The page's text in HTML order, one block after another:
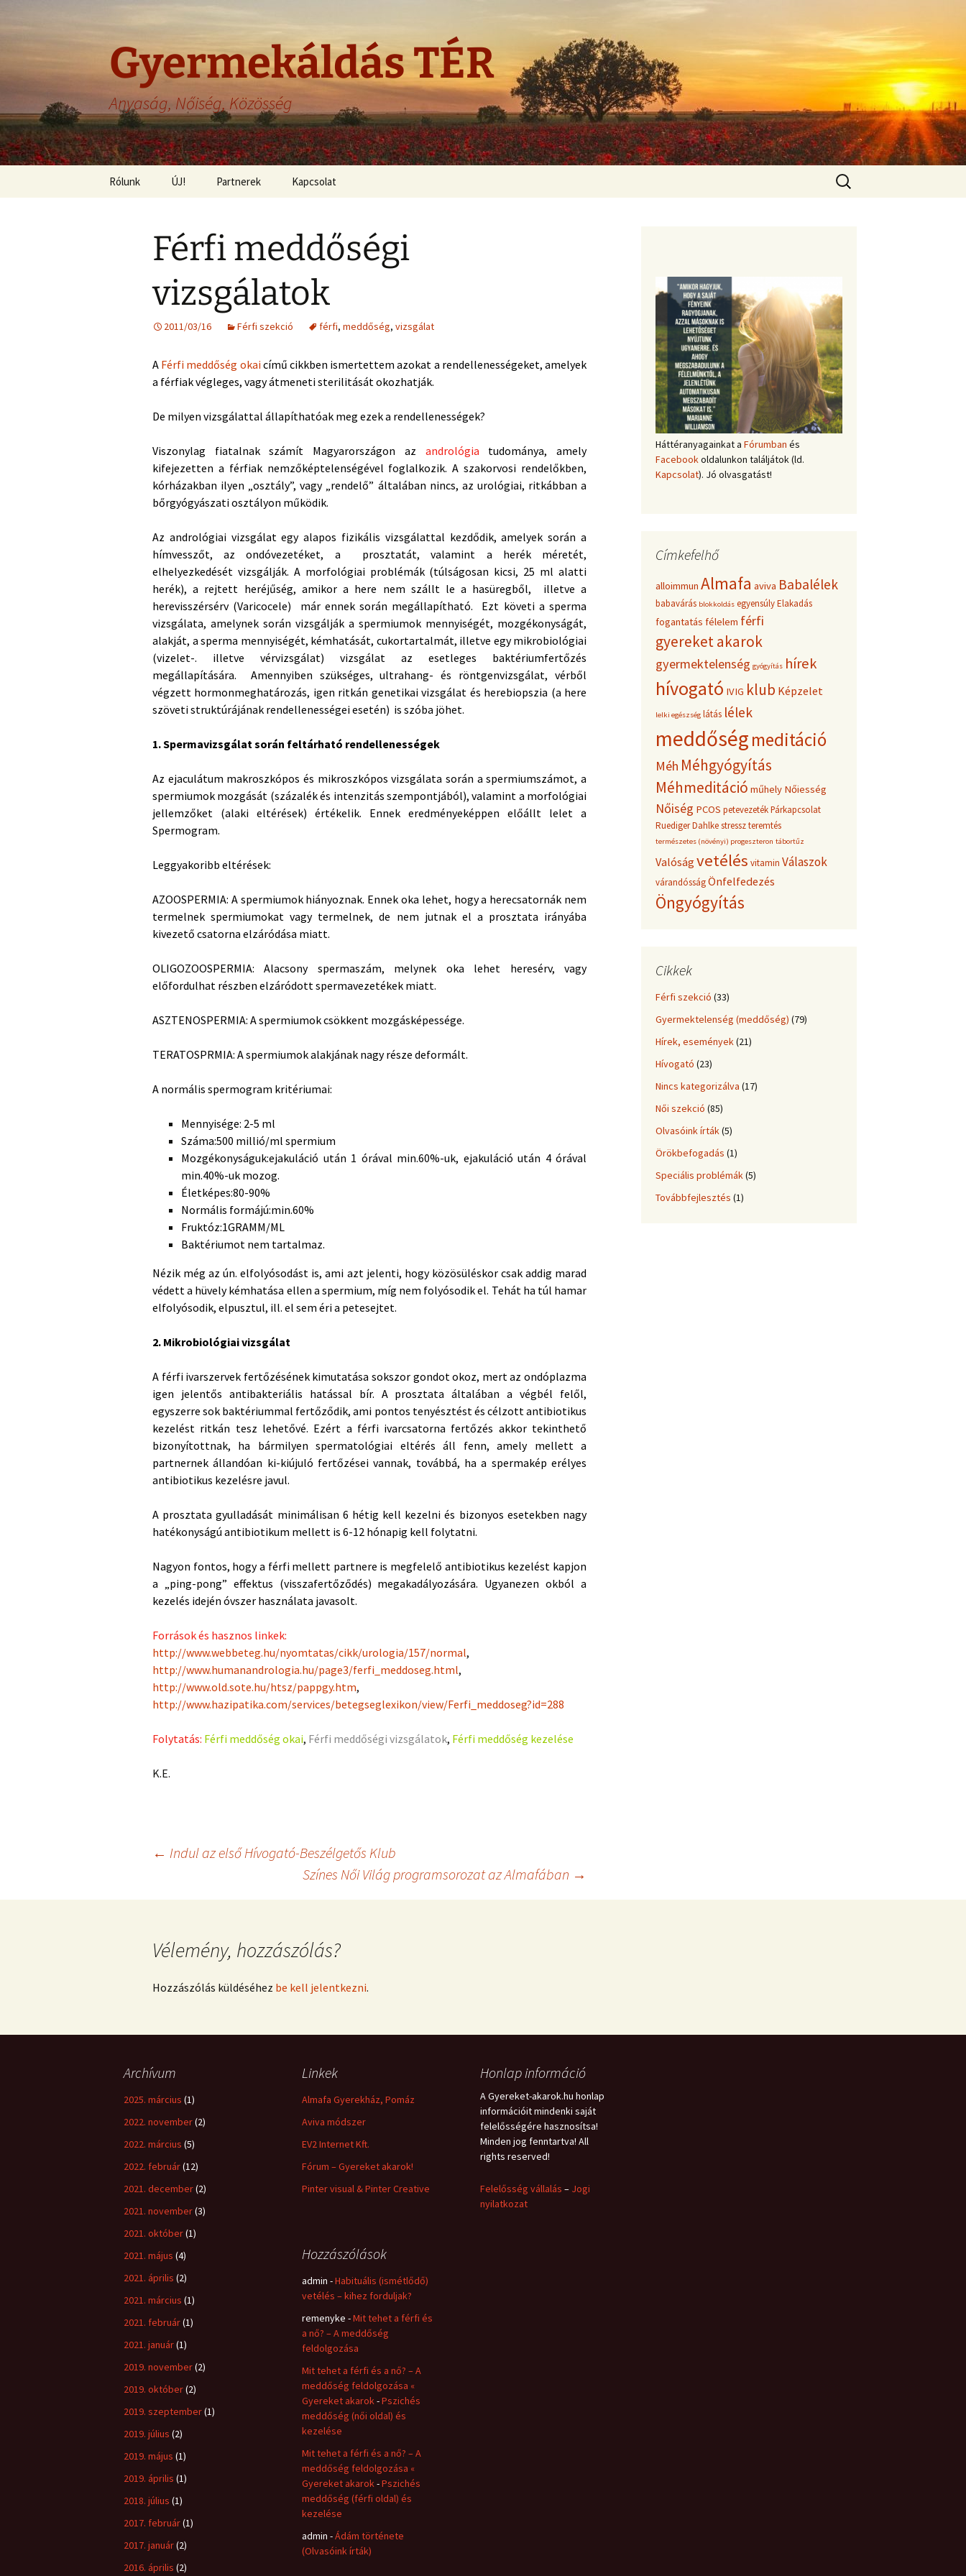
Gyermekáldás TÉR
Anyaság, Nőiség, Közösség
Ugrás
Rólunk
Adatvédelem
ÚJ! Partnerek Kapcsolat
Keresés:
Férfi meddőségi
vizsgálatok
2011/03/16 Férfi szekció férfi, meddőség, vizsgálat
A Férfi meddőség okaicímű cikkben ismertettem azokat a rendellenességeket, amelyek
a férfiak végleges, vagy átmeneti sterilitását okozhatják.
De milyen vizsgálattal állapíthatóak meg ezek a rendellenességek?
Viszonylag fiatalnak számít Magyarországon az andrológia tudománya, amely
kifejezetten a férfiak nemzőképtelenségével foglalkozik. A szakorvosi rendelőkben,
kórházakban ilyen „osztály”, vagy „rendelő” általában nincs, az urológiai, ritkábban a
bőrgyógyászati osztályon működik.
Az andrológiai vizsgálat egy alapos fizikális vizsgálattal kezdődik, amelyek során a
hímvesszőt, az ondóvezetéket, a prosztatát, valamint a herék méretét,
elhelyezkedését vizsgálják. A morfológiai problémák (túlságosan kicsi, 25 ml alatti
herék), a rejtett heréjűség, amikor a here nem szállt le a hasüregből, illetve a
herevisszérsérv (Varicocele)
már ennek során megállapítható. Ezt követi a sperma
vizsgálata, amelynek során vizsgálják a spermiumok mennyiségét, mozgékonyságát,
alakját, a sperma mennyiségét, kémhatását, cukortartalmát, illetve egy mikrobiológiai
(vizelet-. illetve vérvizsgálat) vizsgálat az esetleges baktériumfertőzés
megállapítására. Amennyiben szükséges, ultrahang- és röntgenvizsgálat, vérből
végzett hormonmeghatározás, igen ritkán genetikai vizsgálat és herebiopszia (a here
szöveti struktúrájának rendellenességei esetén) is szóba jöhet.
1. Spermavizsgálat során feltárható rendellenességek
Az ejaculátum makroszkópos és mikroszkópos vizsgálata során a spermiumszámot, a
spermiumok mozgását (százalék és intenzitás szempontjából), valamint a morfológiai
jellemzőket (alaki eltérések) értékelik. Ennek eredményeképpen előállt lelet a
Spermogram.
Leggyakoribb eltérések:
AZOOSPERMIA: A spermiumok hiányoznak. Ennek oka lehet, hogy a herecsatornák nem
termelnek spermiumokat vagy termelnek, de nem jutnak el a prosztata irányába
kivezető csatorna elzáródása miatt.
OLIGOZOOSPERMIA: Alacsony spermaszám, melynek oka lehet heresérv, vagy
előfordulhat részben elzáródott spermavezetékek miatt.
ASZTENOSPERMIA: A spermiumok csökkent mozgásképessége.
TERATOSPRMIA: A spermiumok alakjának nagy része deformált.
A normális spermogram kritériumai:
Mennyisége: 2-5 ml
Száma:500 millió/ml spermium
Mozgékonyságuk:ejakuláció után 1 órával min.60%-uk, ejakuláció után 4 órával
min.40%-uk mozog.
Életképes:80-90%
Normális formájú:min.60%
Fruktóz:1GRAMM/ML
Baktériumot nem tartalmaz.
Nézik még az ún. elfolyósodást is, ami azt jelenti, hogy közösüléskor csak addig marad
védett a hüvely kémhatása ellen a spermium, míg nem folyósodik el. Tehát ha túl hamar
elfolyósodik, elpusztul, ill. el sem éri a petesejtet.
2. Mikrobiológiai vizsgálat
A férfi ivarszervek fertőzésének kimutatása sokszor gondot okoz, mert az ondóplazma
igen jelentős antibakteriális hatással bír. A prosztata általában a végbél felől,
egyszerre sok baktériummal fertőződik, ami pontos tenyésztést és célzott antibiotikus
kezelést ritkán tesz lehetővé. Ezért a férfi ivarcsatorna fertőzés akkor tekinthető
bizonyítottnak, ha bármilyen spermatológiai eltérés áll fenn, amely mellett a
partnernek állandóan ki-kiújuló fertőzései vannak, továbbá, ha a spermakép erélyes
antibiotikus kezelésre javul.
A prosztata gyulladását minimálisan 6 hétig kell kezelni és bizonyos esetekben nagy
hatékonyságú antibiotikum mellett is 6-12 hónapig kell folytatni.
Nagyon fontos, hogy a férfi mellett partnere is megfelelő antibiotikus kezelést kapjon
a „ping-pong” effektus (visszafertőződés) megakadályozására. Ugyanezen okból a
kezelés idején óvszer használata javasolt.
Források és hasznos linkek:
http://www.webbeteg.hu/nyomtatas/cikk/urologia/157/normal,
http://www.humanandrologia.hu/page3/ferfi_meddoseg.html,
http://www.old.sote.hu/htsz/pappgy.htm,
http://www.hazipatika.com/services/betegseglexikon/view/Ferfi_meddoseg?id=288
Folytatás: Férfi meddőség okai, Férfi meddőségi vizsgálatok, Férfi meddőség kezelése
K.E.
Bejegyzés
navigáció
← Indul az első Hívogató-Beszélgetős Klub
Színes Női Világ programsorozat az Almafában →
Vélemény, hozzászólás?
Hozzászólás küldéséhez be kell jelentkezni.
Háttéranyagainkat a Fórumban és
Facebook oldalunkon találjátok (ld.
Kapcsolat). Jó olvasgatást!
Címkefelhő
alloimmun Almafa aviva Babalélek
babavárás blokkoldás egyensúlyElakadás
fogantatás félelem férfi
gyereket akarok
gyermektelenség gyógyítás hírek
hívogató IVIG klub Képzelet
lelki egészség látás lélek
meddőségmeditáció
Méh Méhgyógyítás
Méhmeditáció műhely Nőiesség
Nőiség PCOS petevezetékPárkapcsolat
Ruediger Dahlkestresszteremtés
természetes (növényi) progeszteron tábortűz
Valóság vetélés vitamin Válaszok
várandósságÖnfelfedezés
Öngyógyítás
Cikkek
Férfi szekció (33)
Gyermektelenség (meddőség) (79)
Hírek, események (21)
Hívogató (23)
Nincs kategorizálva (17)
Női szekció (85)
Olvasóink írták (5)
Örökbefogadás (1)
Speciális problémák (5)
Továbbfejlesztés (1)
Archívum
2025. március (1)
2022. november(2)
2022. március (5)
2022. február(12)
2021. december(2)
2021. november(3)
2021. október(1)
2021. május (4)
2021. április (2)
2021. március (1)
2021. február(1)
2021. január(1)
2019. november(2)
2019. október(2)
2019. szeptember(1)
2019. július (2)
2019. május (1)
2019. április (1)
2018. július (1)
2017. február(1)
2017. január(2)
2016. április (2)
Linkek
Almafa Gyerekház, Pomáz
Aviva módszer
EV2 Internet Kft.
Fórum – Gyereket akarok!
Pinter visual & Pinter Creative
Honlap információ
A Gyereket-akarok.hu honlap
információit mindenki saját
felelősségére hasznosítsa!
Minden jog fenntartva! All
rights reserved!
Felelősség vállalás – Jogi
nyilatkozat
Hozzászólások
admin -Habituális (ismétlődő)
vetélés – kihez forduljak?
remenyke -Mit tehet a férfi és
a nő? – A meddőség
feldolgozása
Mit tehet a férfi és a nő? – A
meddőség feldolgozása «
Gyereket akarok-Pszichés
meddőség (női oldal) és
kezelése
Mit tehet a férfi és a nő? – A
meddőség feldolgozása «
Gyereket akarok-Pszichés
meddőség (férfi oldal) és
kezelése
admin -Ádám története
(Olvasóink írták)